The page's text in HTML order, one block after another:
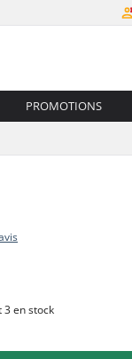
PROMOTIONS
3 en stock